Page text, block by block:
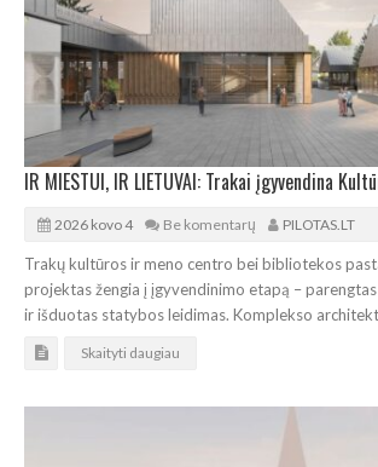
2026 kovo 4 Be komentarų PILOTAS.LT
Trakų kultūros ir meno centro bei bibliotekos
projektas žengia į įgyvendinimo etapą –
ir išduotas statybos leidimas. Komplekso
Skaityti daugiau